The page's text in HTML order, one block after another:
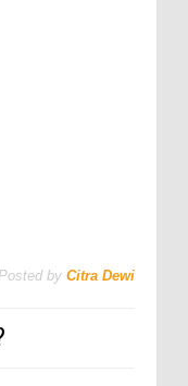
Posted by Citra Dewi